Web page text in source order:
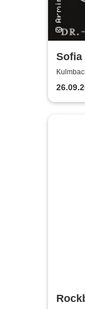
Sofia
zu